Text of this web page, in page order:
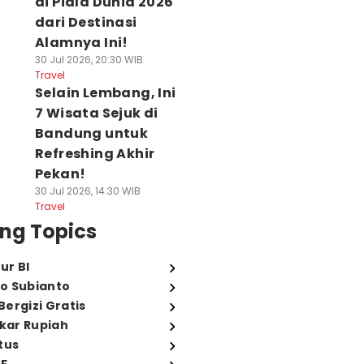
dari Destinasi
Alamnya Ini!
30 Jul 2026, 20:30 WIB
Travel
Selain Lembang, Ini
7 Wisata Sejuk di
Bandung untuk
Refreshing Akhir
Pekan!
30 Jul 2026, 14:30 WIB
Travel
Topics
BI
Subianto
Gratis
Rupiah